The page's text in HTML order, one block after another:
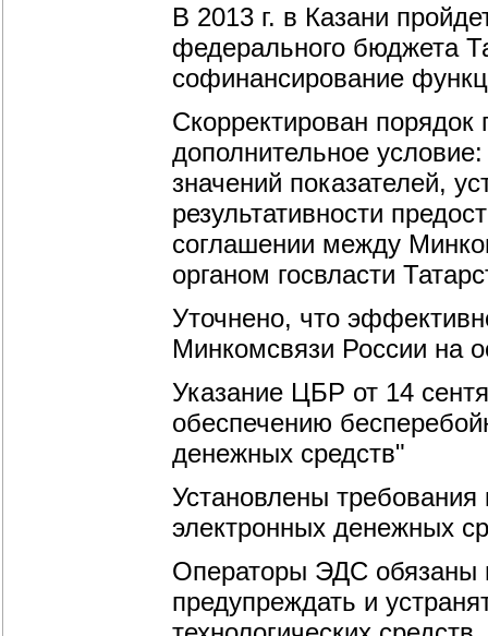
В 2013 г. в Казани
федерального бюджета
софинансирование
Скорректирован порядок
дополнительное
значений показателей,
результативности
соглашении между
органом госвласти
Уточнено, что
Минкомсвязи России на
Указание ЦБР от 14
обеспечению
денежных средств"
Установлены
электронных денежных
Операторы ЭДС обязаны
предупреждать и